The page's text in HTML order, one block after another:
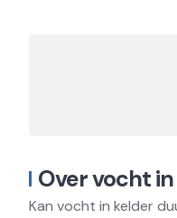
Over vocht
Kan vocht in kelder